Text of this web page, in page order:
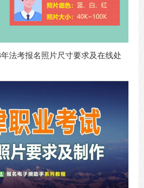
年法考报名照片尺寸要求及在线处